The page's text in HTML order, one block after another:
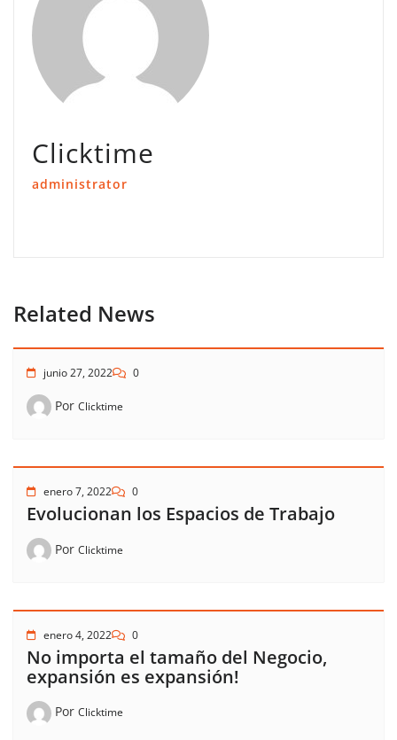
Clicktime
administrator
Related News
junio 27, 2022 0
Por Clicktime
enero 7, 2022 0
Evolucionan los Espacios de Trabajo
Por Clicktime
enero 4, 2022 0
No importa el tamaño del Negocio,
expansión es expansión!
Por Clicktime